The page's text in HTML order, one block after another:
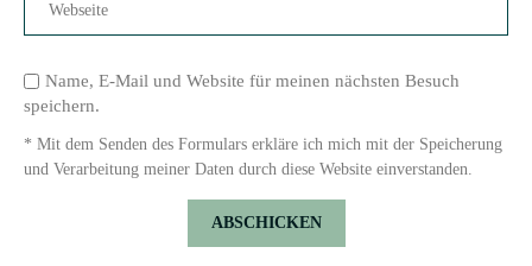
Name, E-Mail und Website für meinen nächsten Besuch
speichern.
* Mit dem Senden des Formulars erkläre ich mich mit der Speicherung
und Verarbeitung meiner Daten durch diese Website einverstanden.